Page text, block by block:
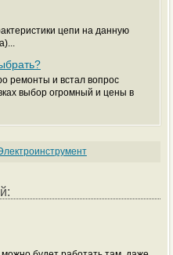
цепи на данную
ремонты и встал вопрос
выбор огромный и цены в